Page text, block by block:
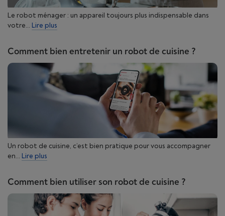
Le robot ménager : un appareil toujours plus indispensable dans
votre... Lire plus
Comment bien entretenir un robot de cuisine ?
Un robot de cuisine, c’est bien pratique pour vous accompagner
en... Lire plus
Comment bien utiliser son robot de cuisine ?